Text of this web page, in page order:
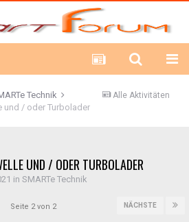
Alle Aktivitäten
Technik
und / oder Turbolader
UND / ODER TURBOLADER
in SMARTe Technik
NÄCHSTE
Seite 2 von 2